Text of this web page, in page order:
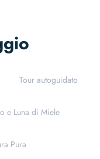
Tour autoguidato
e Luna di Miele
Pura